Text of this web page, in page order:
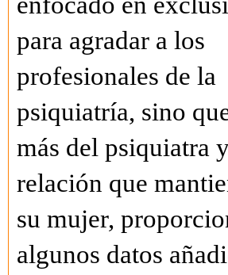
para agradar a los
profesionales de la
psiquiatría, sino
más del psiquiatra
relación que
su mujer,
algunos datos